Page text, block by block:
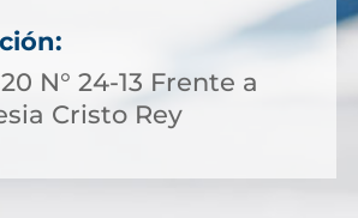
N° 24-13 Frente a
Cristo Rey